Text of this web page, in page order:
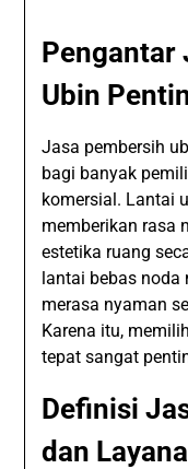
Pengantar
Ubin
Jasa pembersih
bagi banyak
komersial. Lantai
memberikan rasa
estetika ruang
lantai bebas noda
merasa nyaman
Karena itu,
tepat sangat
Definisi
dan